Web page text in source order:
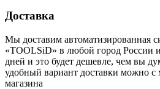
Доставка
Мы доставим автоматизированная
«TOOLSiD» в любой город России
дней и это будет дешевле, чем вы
удобный вариант доставки можно
магазина